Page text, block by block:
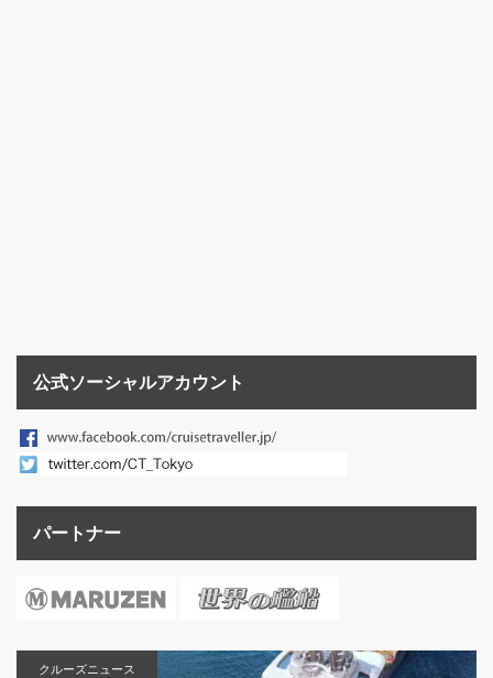
公式ソーシャルアカウント
パートナー
クルーズニュース